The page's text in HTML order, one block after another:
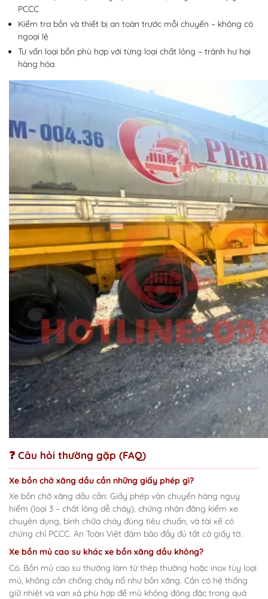
PCCC
Kiểm tra bồn và thiết bị an toàn trước mỗi chuyến – không có
ngoại lệ
Tư vấn loại bồn phù hợp với từng loại chất lỏng – tránh hư hại
hàng hóa
❓ Câu hỏi thường gặp (FAQ)
Xe bồn chở xăng dầu cần những giấy phép gì?
Xe bồn chở xăng dầu cần: Giấy phép vận chuyển hàng nguy
hiểm (loại 3 – chất lỏng dễ cháy), chứng nhận đăng kiểm xe
chuyên dụng, bình chữa cháy đúng tiêu chuẩn, và tài xế có
chứng chỉ PCCC. An Toàn Việt đảm bảo đầy đủ tất cả giấy tờ.
Xe bồn mủ cao su khác xe bồn xăng dầu không?
Có. Bồn mủ cao su thường làm từ thép thường hoặc inox tùy loại
mủ, không cần chống cháy nổ như bồn xăng. Cần có hệ thống
giữ nhiệt và van xả phù hợp để mủ không đông đặc trong quá